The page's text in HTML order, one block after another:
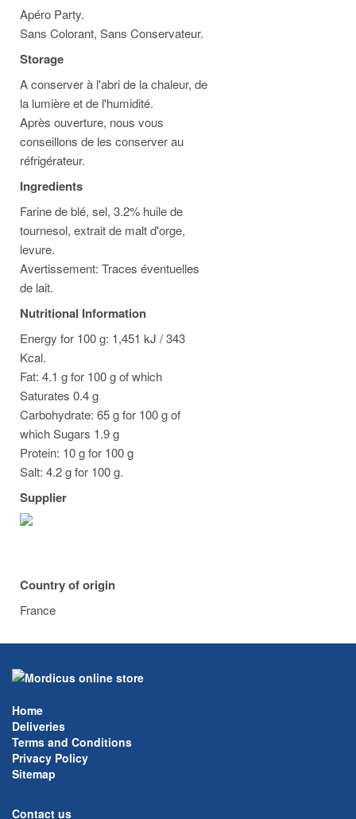
Apéro Party.
Sans Colorant, Sans Conservateur.
Storage
A conserver à l'abri de la chaleur, de
la lumière et de l'humidité.
Après ouverture, nous vous
conseillons de les conserver au
réfrigérateur.
Ingredients
Farine de blé, sel, 3.2% huile de
tournesol, extrait de malt d'orge,
levure.
Avertissement: Traces éventuelles
de lait.
Nutritional Information
Energy for 100 g: 1,451 kJ / 343
Kcal.
Fat: 4.1 g for 100 g of which
Saturates 0.4 g
Carbohydrate: 65 g for 100 g of
which Sugars 1.9 g
Protein: 10 g for 100 g
Salt: 4.2 g for 100 g.
Supplier
Country of origin
France
Home
Deliveries
Terms and Conditions
Privacy Policy
Sitemap
Contact us